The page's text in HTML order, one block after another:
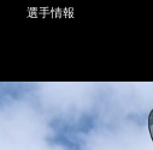
選手情報